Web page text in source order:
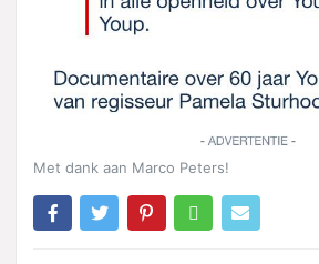
Met dank aan Marco Peters!